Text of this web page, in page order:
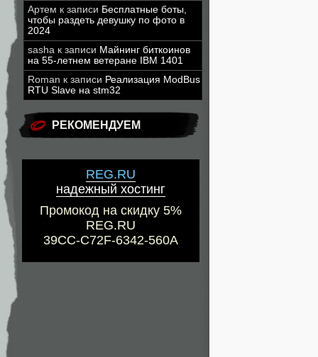
Артем к записи Бесплатные боты,
чтобы раздеть девушку по фото в
2024
sasha к записи Майнинг биткоинов
на 55-летнем ветеране IBM 1401
Roman к записи Реализация ModBus
RTU Slave на stm32
РЕКОМЕНДУЕМ
REG.RU
надежный хостинг
Промокод на скидку 5%
REG.RU
39CC-C72F-6342-560A